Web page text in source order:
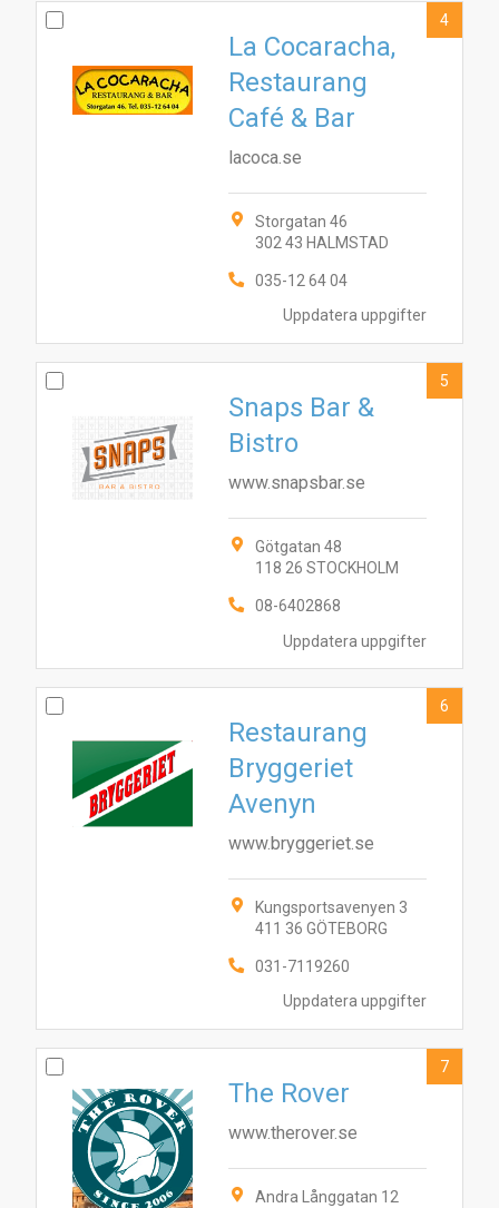
Uppdatera uppgifter
La Cocaracha,
Restaurang
Café & Bar
lacoca.se
Storgatan 46
302 43 HALMSTAD
035-12 64 04
4
Uppdatera uppgifter
Snaps Bar &
Bistro
www.snapsbar.se
Götgatan 48
118 26 STOCKHOLM
08-6402868
5
Uppdatera uppgifter
Restaurang
Bryggeriet
Avenyn
www.bryggeriet.se
Kungsportsavenyen 3
411 36 GÖTEBORG
031-7119260
6
The Rover
www.therover.se
Andra Långgatan 12
7